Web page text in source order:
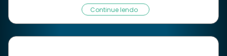
Continue lendo